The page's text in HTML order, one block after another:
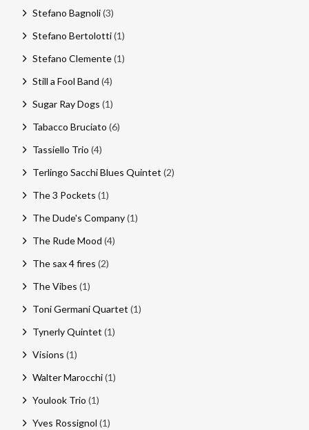
Stefano Bagnoli(3)
Stefano Bertolotti(1)
Stefano Clemente(1)
Still a Fool Band (4)
Sugar Ray Dogs (1)
Tabacco Bruciato (6)
Tassiello Trio (4)
Terlingo Sacchi Blues Quintet (2)
The 3 Pockets (1)
The Dude's Company(1)
The Rude Mood (4)
The sax 4 fires (2)
The Vibes (1)
Toni Germani Quartet (1)
Tynerly Quintet (1)
Visions (1)
Walter Marocchi(1)
Youlook Trio (1)
Yves Rossignol (1)